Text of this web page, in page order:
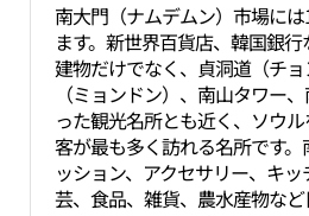
南大門（ナムデムン）市場に
ます。新世界百貨店、韓国銀
建物だけでなく、貞洞道（チ
（ミョンドン）、南山タワー
った観光名所とも近く、ソウ
客が最も多く訪れる名所です
ッション、アクセサリー、キ
芸、食品、雑貨、農水産物な